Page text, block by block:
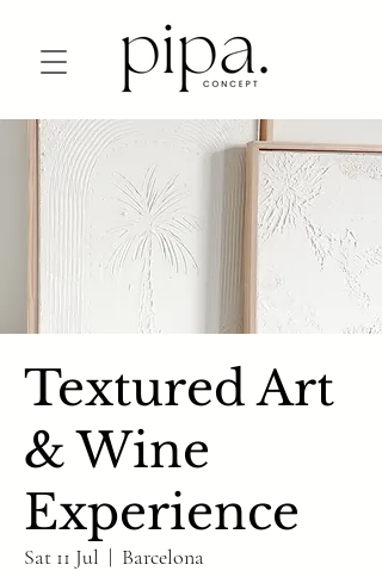
Textured Art
& Wine
Experience
Sat 11 Jul
  |
Barcelona